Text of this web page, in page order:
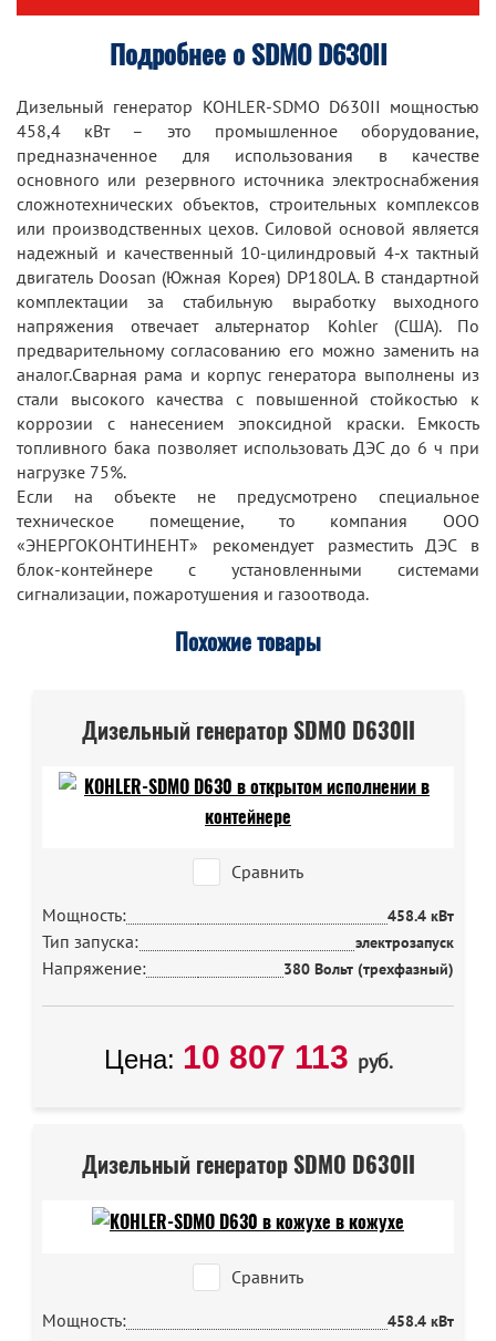
Подробнее о SDMO D630II
Дизельный генератор KOHLER-SDMO D630II мощностью
458,4 кВт – это промышленное оборудование,
предназначенное для использования в качестве
основного или резервного источника электроснабжения
сложнотехнических объектов, строительных комплексов
или производственных цехов. Силовой основой является
надежный и качественный 10-цилиндровый 4-х тактный
двигатель Doosan (Южная Корея) DP180LA. В стандартной
комплектации за стабильную выработку выходного
напряжения отвечает альтернатор Kohler (США). По
предварительному согласованию его можно заменить на
аналог.Сварная рама и корпус генератора выполнены из
стали высокого качества с повышенной стойкостью к
коррозии с нанесением эпоксидной краски. Емкость
топливного бака позволяет использовать ДЭС до 6 ч при
нагрузке 75%.
Если на объекте не предусмотрено специальное
техническое помещение, то компания ООО
«ЭНЕРГОКОНТИНЕНТ» рекомендует разместить ДЭС в
блок-контейнере с установленными системами
сигнализации, пожаротушения и газоотвода.
Похожие товары
Дизельный генератор SDMO D630II
Сравнить
Мощность:
458.4 кВт
Тип запуска: электрозапуск
Напряжение: 380 Вольт (трехфазный)
Цена: 10 807 113 руб.
Дизельный генератор SDMO D630II
Сравнить
Мощность:
458.4 кВт